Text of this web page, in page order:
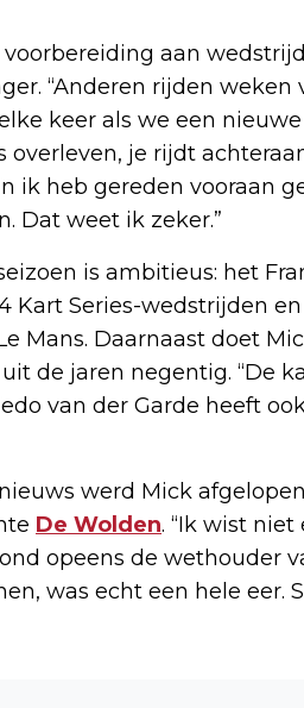
aan
“Anderen rijden
keer als we een
overleven, je rijdt
ik heb gereden vooraan
Dat weet ik zeker.”
is ambitieus: het
Kart Series-wedstrijden
Mans. Daarnaast doet
de jaren negentig. “De
van der Garde heeft
werd Mick
De Wolden. “Ik wist
opeens de wethouder
was echt een hele eer.